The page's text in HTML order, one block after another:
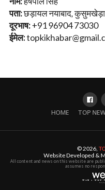
पता:छड़ायल नयाबाद, कुसुमखेड़ा,
दूरभाष:+91 96904 73030
ईमेल:
HOME TOP
© 2026,
Website Developed &
All content and news on this website are
assumes no